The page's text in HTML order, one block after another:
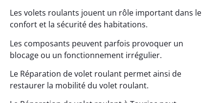
Les volets roulants jouent un rôle important dans le
confort et la sécurité des habitations.
Les composants peuvent parfois provoquer un
blocage ou un fonctionnement irrégulier.
Le Réparation de volet roulant permet ainsi de
restaurer la mobilité du volet roulant.